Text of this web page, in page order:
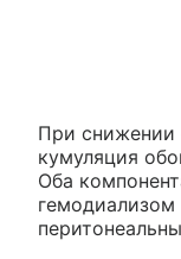
При снижении
кумуляция
Оба
гемодиализом